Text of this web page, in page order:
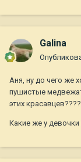
Galina
Аня, ну до чего же
пушистые
этих
Какие же у